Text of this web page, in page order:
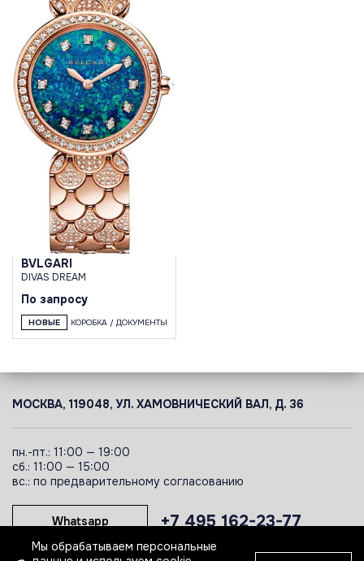
BVLGARI
DIVAS DREAM
По запросу
НОВЫЕ КОРОБКА / ДОКУМЕНТЫ
МОСКВА, 119048, УЛ. ХАМОВНИЧЕСКИЙ ВАЛ, Д. 36
пн.-пт.: 11:00 — 19:00
сб.: 11:00 — 15:00
вс.: по предварительному согласованию
+7 495 162-23-77
Whatsapp
Мы обрабатываем персональные